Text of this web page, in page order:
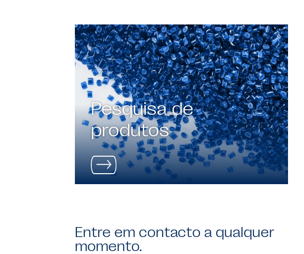
Pesquisa de
produtos
Entre em contacto a qualquer
momento.